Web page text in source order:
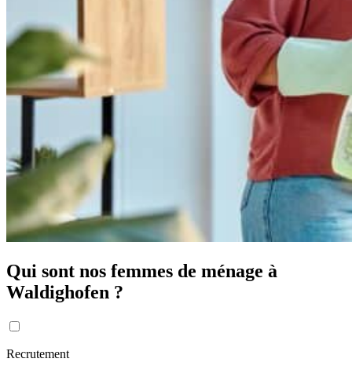
Qui sont nos femmes de ménage à
Waldighofen ?
Recrutement